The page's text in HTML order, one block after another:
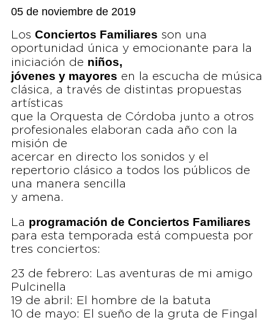
05 de noviembre de 2019
Los Conciertos Familiares son una
oportunidad única y emocionante para la
iniciación de niños,
jóvenes y mayores en la escucha de música
clásica, a través de distintas propuestas
artísticas
que la Orquesta de Córdoba junto a otros
profesionales elaboran cada año con la
misión de
acercar en directo los sonidos y el
repertorio clásico a todos los públicos de
una manera sencilla
y amena.
La programación de Conciertos Familiares
para esta temporada está compuesta por
tres conciertos:
23 de febrero: Las aventuras de mi amigo
Pulcinella
19 de abril: El hombre de la batuta
10 de mayo: El sueño de la gruta de Fingal